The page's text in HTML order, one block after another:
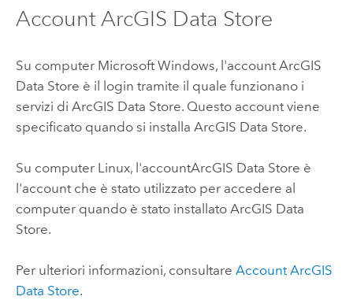
Account ArcGIS Data Store
Su computer Microsoft Windows, l'account ArcGIS
Data Store è il login tramite il quale funzionano i
servizi di ArcGIS Data Store. Questo account viene
specificato quando si installa ArcGIS Data Store.
Su computer Linux, l'accountArcGIS Data Store è
l'account che è stato utilizzato per accedere al
computer quando è stato installato ArcGIS Data
Store.
Per ulteriori informazioni, consultare AccountArcGIS
Data Store.